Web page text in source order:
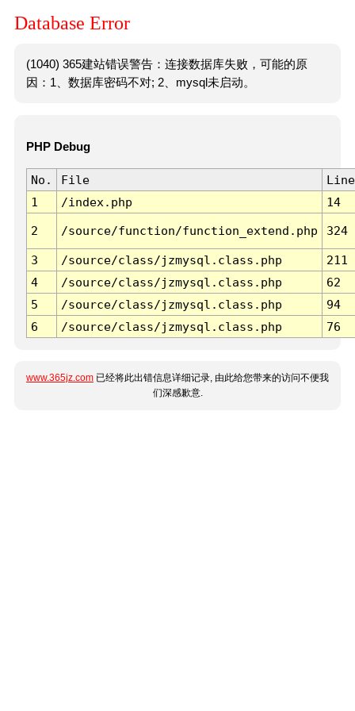
Database Error
(1040) 365建站错误警告：连接数据库失败，可能的原
因：1、数据库密码不对; 2、mysql未启动。
PHP Debug
No. File
Line
1
/index.php 14
2 /source/function/function_extend.php 324
3 /source/class/jzmysql.class.php
211
4
/source/class/jzmysql.class.php
62
5
/source/class/jzmysql.class.php
94
6
/source/class/jzmysql.class.php 76
www.365jz.com 已经将此出错信息详细记录, 由此给您带来的访问不便我
们深感歉意.